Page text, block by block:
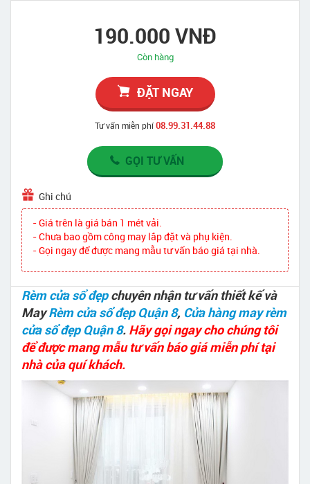
190.000 VNĐ
Còn hàng
ĐẶT NGAY
Tư vấn miễn phí08.99.31.44.88
GỌI TƯ VẤN
Ghi chú
- Giá trên là giá bán 1 mét vải.
- Chưa bao gồm công may lắp đặt và phụ kiện.
- Gọi ngay để được mang mẫu tư vấn báo giá tại nhà.
Rèm cửa sổ đẹpchuyên nhận tư vấn thiết kế và
MayRèm cửa sổ đẹp Quận 8, Cửa hàng may rèm
cửa sổ đẹp Quận 8. Hãy gọi ngay cho chúng tôi
để được mang mẫu tư vấn báo giá miễn phí tại
nhà của quí khách.